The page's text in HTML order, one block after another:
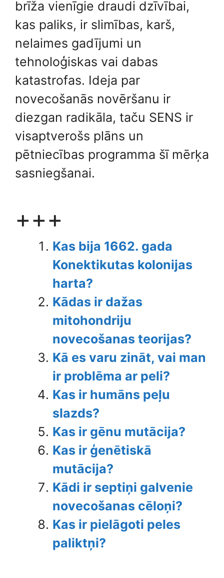
brīža vienīgie draudi dzīvībai,
kas paliks, ir slimības, karš,
nelaimes gadījumi un
tehnoloģiskas vai dabas
katastrofas. Ideja par
novecošanās novēršanu ir
diezgan radikāla, taču SENS ir
visaptverošs plāns un
pētniecības programma šī mērķa
sasniegšanai.
+++
Kas bija 1662. gada
Konektikutas kolonijas
harta?
Kādas ir dažas
mitohondriju
novecošanas teorijas?
Kā es varu zināt, vai man
ir problēma ar peli?
Kas ir humāns peļu
slazds?
Kas ir gēnu mutācija?
Kas ir ģenētiskā
mutācija?
Kādi ir septiņi galvenie
novecošanas cēloņi?
Kas ir pielāgoti peles
paliktņi?